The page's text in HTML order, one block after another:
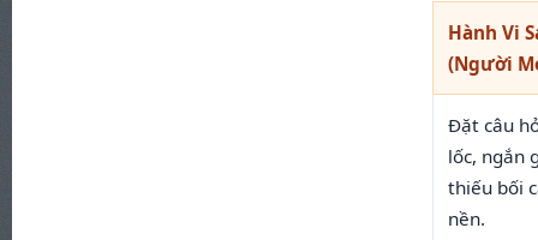
Hành Vi
(Người
Đặt câu
lốc, ngắn
thiếu bối
nền.